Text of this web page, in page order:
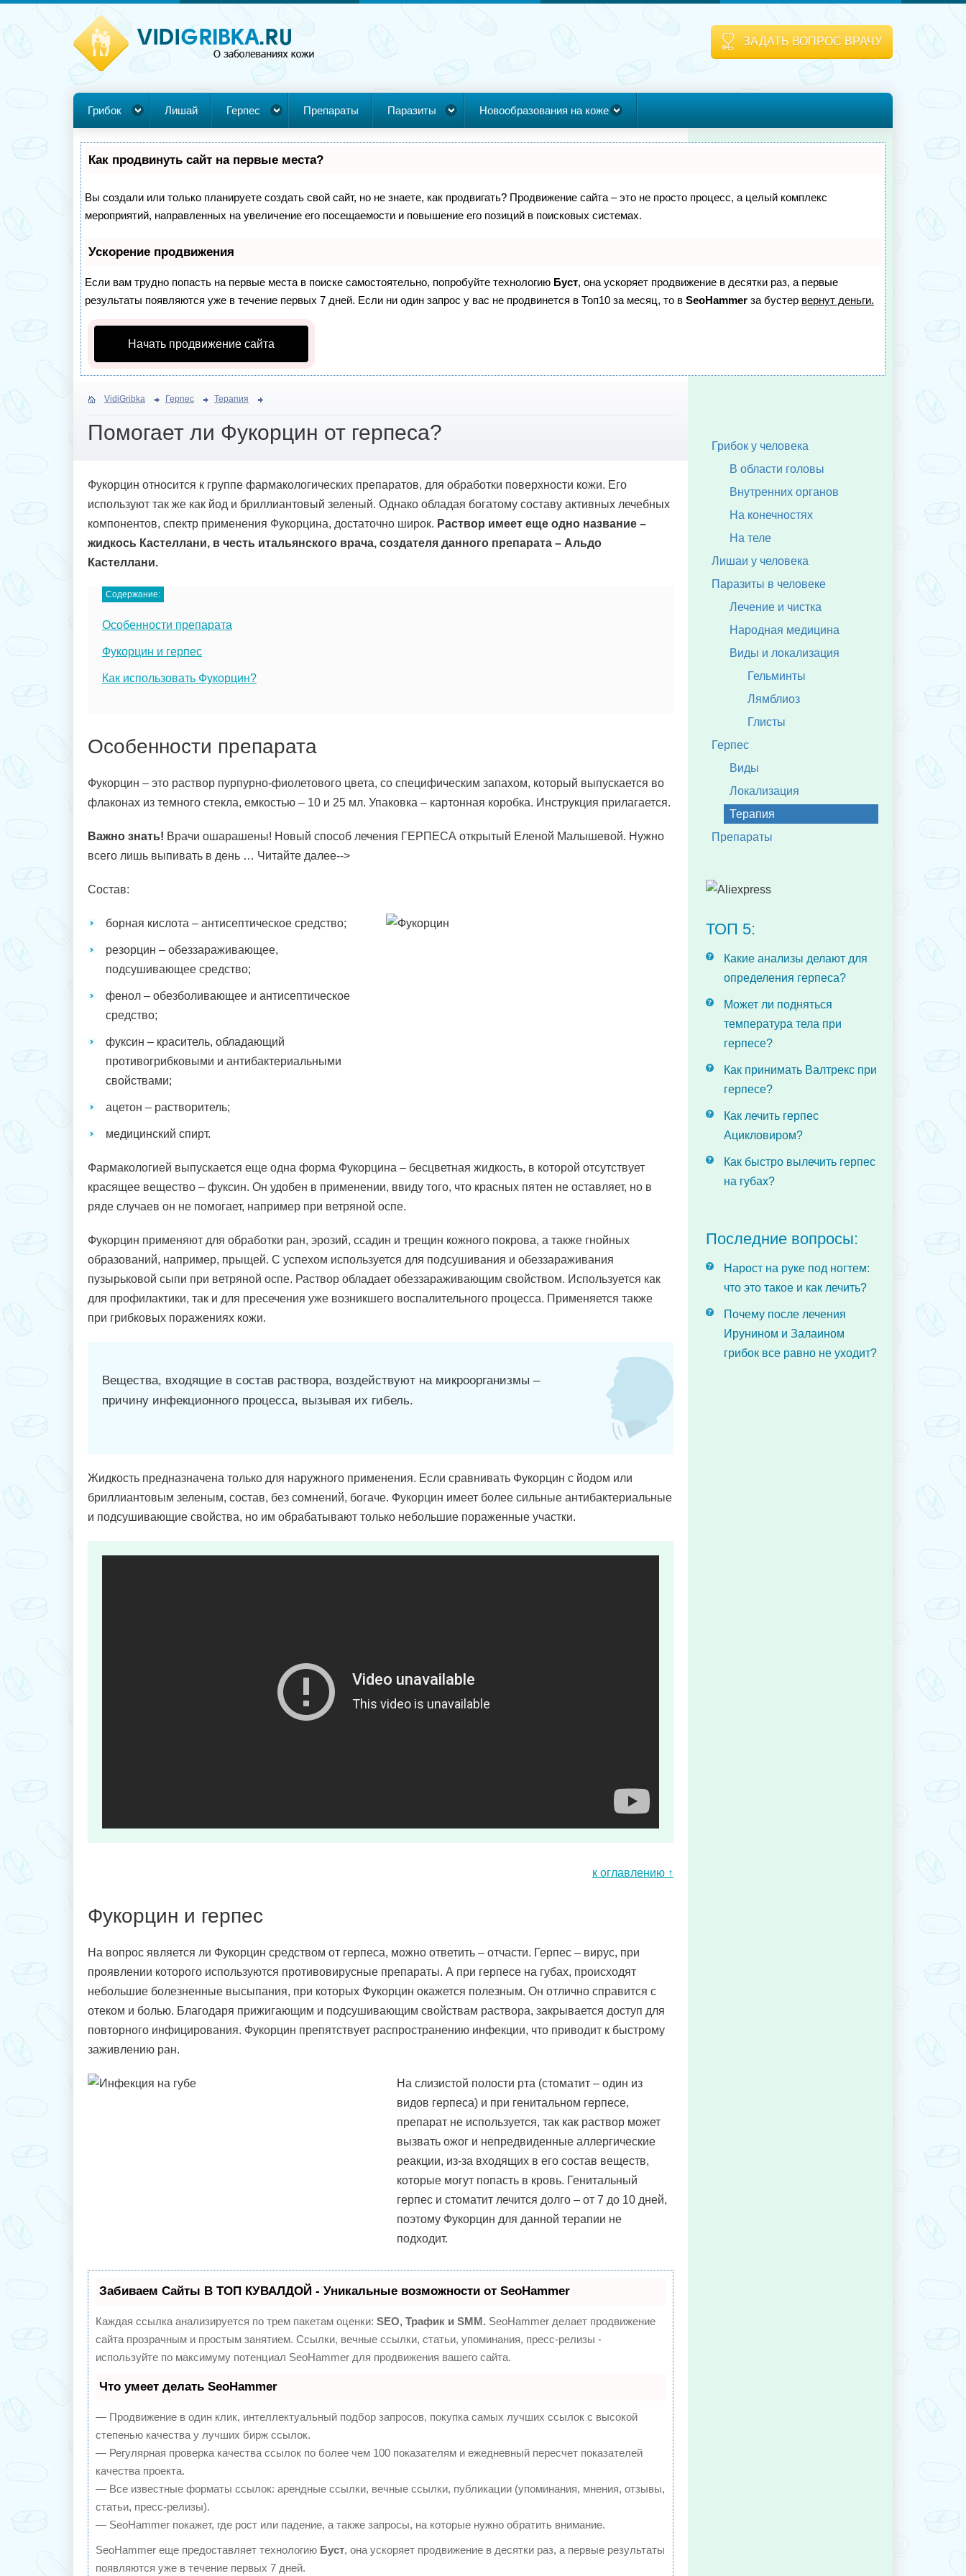
ЗАДАТЬ ВОПРОС ВРАЧУ
Грибок Лишай Герпес Препараты Паразиты Новообразования на коже
Как продвинуть сайт на первые места?
Вы создали или только планируете создать свой сайт, но не знаете, как продвигать? Продвижение сайта – это не просто процесс, а целый комплекс
мероприятий, направленных на увеличение его посещаемости и повышение его позиций в поисковых системах.
Ускорение продвижения
Если вам трудно попасть на первые места в поиске самостоятельно, попробуйте технологию Буст, она ускоряет продвижение в десятки раз, а первые
результаты появляются уже в течение первых 7 дней. Если ни один запрос у вас не продвинется в Топ10 за месяц, то в SeoHammer за бустер вернут деньги.
Начать продвижение сайта
VidiGribka Герпес Терапия
Помогает ли Фукорцин от герпеса?
Фукорцин относится к группе фармакологических препаратов, для обработки поверхности кожи. Его
используют так же как йод и бриллиантовый зеленый. Однако обладая богатому составу активных лечебных
компонентов, спектр применения Фукорцина, достаточно широк. Раствор имеет еще одно название –
жидкось Кастеллани, в честь итальянского врача, создателя данного препарата – Альдо
Кастеллани.
Содержание:
Особенности препарата
Фукорцин и герпес
Как использовать Фукорцин?
Особенности препарата
Фукорцин – это раствор пурпурно-фиолетового цвета, со специфическим запахом, который выпускается во
флаконах из темного стекла, емкостью – 10 и 25 мл. Упаковка – картонная коробка. Инструкция прилагается.
Важно знать! Врачи ошарашены! Новый способ лечения ГЕРПЕСА открытый Еленой Малышевой. Нужно
всего лишь выпивать в день … Читайте далее-->
Состав:
борная кислота – антисептическое средство;
резорцин – обеззараживающее,
подсушивающее средство;
фенол – обезболивающее и антисептическое
средство;
фуксин – краситель, обладающий
противогрибковыми и антибактериальными
свойствами;
ацетон – растворитель;
медицинский спирт.
Фармакологией выпускается еще одна форма Фукорцина – бесцветная жидкость, в которой отсутствует
красящее вещество – фуксин. Он удобен в применении, ввиду того, что красных пятен не оставляет, но в
ряде случаев он не помогает, например при ветряной оспе.
Фукорцин применяют для обработки ран, эрозий, ссадин и трещин кожного покрова, а также гнойных
образований, например, прыщей. С успехом используется для подсушивания и обеззараживания
пузырьковой сыпи при ветряной оспе. Раствор обладает обеззараживающим свойством. Используется как
для профилактики, так и для пресечения уже возникшего воспалительного процесса. Применяется также
при грибковых поражениях кожи.
Вещества, входящие в состав раствора, воздействуют на микроорганизмы –
причину инфекционного процесса, вызывая их гибель.
Жидкость предназначена только для наружного применения. Если сравнивать Фукорцин с йодом или
бриллиантовым зеленым, состав, без сомнений, богаче. Фукорцин имеет более сильные антибактериальные
и подсушивающие свойства, но им обрабатывают только небольшие пораженные участки.
к оглавлению ↑
Фукорцин и герпес
На вопрос является ли Фукорцин средством от герпеса, можно ответить – отчасти. Герпес – вирус, при
проявлении которого используются противовирусные препараты. А при герпесе на губах, происходят
небольшие болезненные высыпания, при которых Фукорцин окажется полезным. Он отлично справится с
отеком и болью. Благодаря прижигающим и подсушивающим свойствам раствора, закрывается доступ для
повторного инфицирования. Фукорцин препятствует распространению инфекции, что приводит к быстрому
заживлению ран.
На слизистой полости рта (стоматит – один из
видов герпеса) и при генитальном герпесе,
препарат не используется, так как раствор может
вызвать ожог и непредвиденные аллергические
реакции, из-за входящих в его состав веществ,
которые могут попасть в кровь. Генитальный
герпес и стоматит лечится долго – от 7 до 10 дней,
поэтому Фукорцин для данной терапии не
подходит.
Забиваем Сайты В ТОП КУВАЛДОЙ - Уникальные возможности от SeoHammer
Каждая ссылка анализируется по трем пакетам оценки: SEO, Трафик и SMM. SeoHammer делает продвижение
сайта прозрачным и простым занятием. Ссылки, вечные ссылки, статьи, упоминания, пресс-релизы -
используйте по максимуму потенциал SeoHammer для продвижения вашего сайта.
Что умеет делать SeoHammer
— Продвижение в один клик, интеллектуальный подбор запросов, покупка самых лучших ссылок с высокой
степенью качества у лучших бирж ссылок.
— Регулярная проверка качества ссылок по более чем 100 показателям и ежедневный пересчет показателей
качества проекта.
— Все известные форматы ссылок: арендные ссылки, вечные ссылки, публикации (упоминания, мнения, отзывы,
статьи, пресс-релизы).
— SeoHammer покажет, где рост или падение, а также запросы, на которые нужно обратить внимание.
SeoHammer еще предоставляет технологию Буст, она ускоряет продвижение в десятки раз, а первые результаты
появляются уже в течение первых 7 дней.
Грибок у человека
В области головы
Внутренних органов
На конечностях
На теле
Лишаи у человека
Паразиты в человеке
Лечение и чистка
Народная медицина
Виды и локализация
Гельминты
Лямблиоз
Глисты
Герпес
Виды
Локализация
Терапия
Препараты
ТОП 5:
Какие анализы делают для
определения герпеса?
Может ли подняться
температура тела при
герпесе?
Как принимать Валтрекс при
герпесе?
Как лечить герпес
Ацикловиром?
Как быстро вылечить герпес
на губах?
Последние вопросы:
Нарост на руке под ногтем:
что это такое и как лечить?
Почему после лечения
Ирунином и Залаином
грибок все равно не уходит?